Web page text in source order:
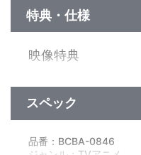
特典・仕様
映像特典
他、仕様
スペック
品番：BCBA-0846